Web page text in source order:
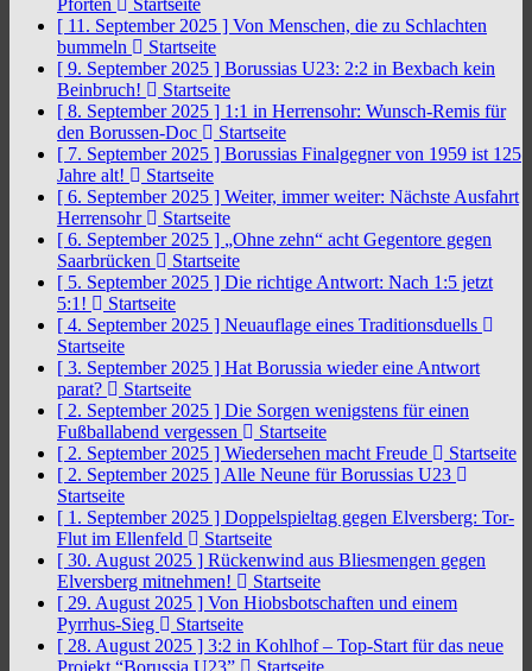
Pforten
Startseite
[ 11. September 2025 ] Von Menschen, die zu Schlachten
bummeln
Startseite
[ 9. September 2025 ] Borussias U23: 2:2 in Bexbach kein
Beinbruch!
Startseite
[ 8. September 2025 ] 1:1 in Herrensohr: Wunsch-Remis für
den Borussen-Doc
Startseite
[ 7. September 2025 ] Borussias Finalgegner von 1959 ist 125
Jahre alt!
Startseite
[ 6. September 2025 ] Weiter, immer weiter: Nächste Ausfahrt
Herrensohr
Startseite
[ 6. September 2025 ] „Ohne zehn“ acht Gegentore gegen
Saarbrücken
Startseite
[ 5. September 2025 ] Die richtige Antwort: Nach 1:5 jetzt
5:1!
Startseite
[ 4. September 2025 ] Neuauflage eines Traditionsduells
Startseite
[ 3. September 2025 ] Hat Borussia wieder eine Antwort
parat?
Startseite
[ 2. September 2025 ] Die Sorgen wenigstens für einen
Fußballabend vergessen
Startseite
[ 2. September 2025 ] Wiedersehen macht Freude
Startseite
[ 2. September 2025 ] Alle Neune für Borussias U23
Startseite
[ 1. September 2025 ] Doppelspieltag gegen Elversberg: Tor-
Flut im Ellenfeld
Startseite
[ 30. August 2025 ] Rückenwind aus Bliesmengen gegen
Elversberg mitnehmen!
Startseite
[ 29. August 2025 ] Von Hiobsbotschaften und einem
Pyrrhus-Sieg
Startseite
[ 28. August 2025 ] 3:2 in Kohlhof – Top-Start für das neue
Projekt “Borussia U23”
Startseite